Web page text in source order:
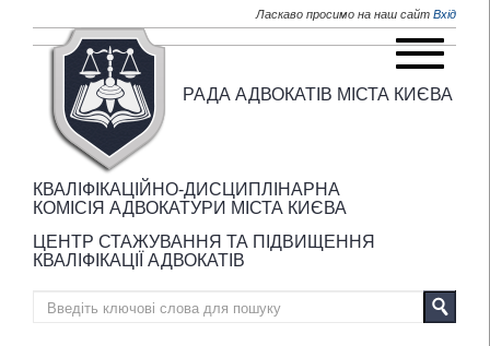
Ласкаво просимо на наш сайт Вхід
РАДА АДВОКАТІВ МІСТА КИЄВА
КВАЛІФІКАЦІЙНО-ДИСЦИПЛІНАРНА
КОМІСІЯ АДВОКАТУРИ МІСТА КИЄВА
ЦЕНТР СТАЖУВАННЯ ТА ПІДВИЩЕННЯ
КВАЛІФІКАЦІЇ АДВОКАТІВ